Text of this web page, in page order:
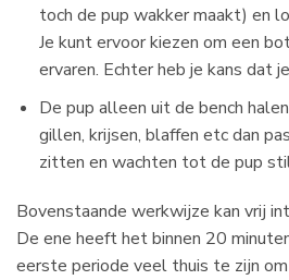
toch de pup wakker maakt) en
Je kunt ervoor kiezen om een
ervaren. Echter heb je kans dat
De pup alleen uit de bench
gillen, krijsen, blaffen etc dan
zitten en wachten tot de pup
Bovenstaande werkwijze kan vrij
De ene heeft het binnen 20
eerste periode veel thuis te zijn